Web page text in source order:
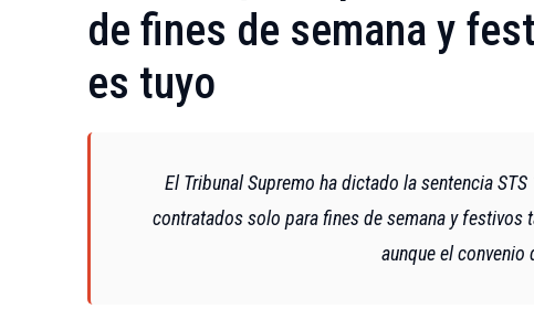
de fines de semana y
es tuyo
El Tribunal Supremo ha dictado la sentencia
contratados solo para fines de semana y festivos
aunque el